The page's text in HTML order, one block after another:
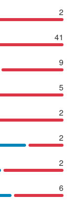
2
41
9
5
2
2
2
6